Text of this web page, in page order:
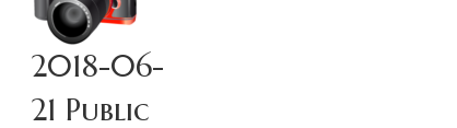
2018-06-
21 Public